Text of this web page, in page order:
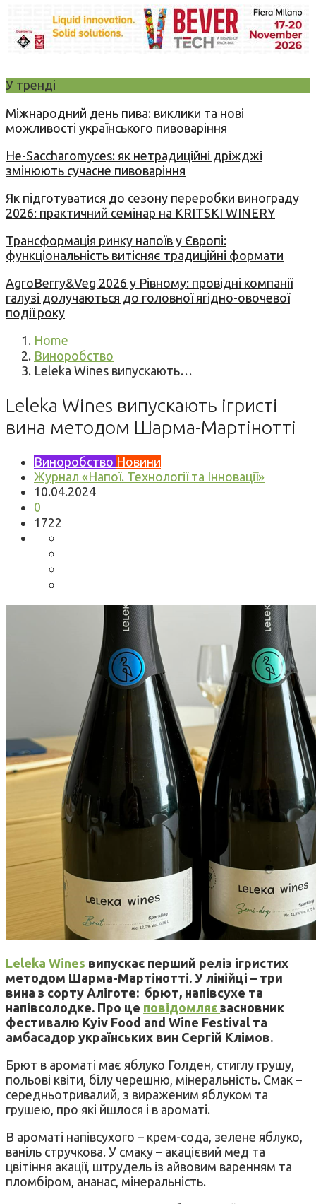
У тренді
Міжнародний день пива: виклики та нові
можливості українського пивоваріння
Не-Saccharomyces: як нетрадиційні дріжджі
змінюють сучасне пивоваріння
Як підготуватися до сезону переробки винограду
2026: практичний семінар на KRITSKI WINERY
Трансформація ринку напоїв у Європі:
функціональність витісняє традиційні формати
AgroBerry&Veg 2026 у Рівному: провідні компанії
галузі долучаються до головної ягідно-овочевої
події року
Home
Виноробство
Leleka Wines випускають…
Leleka Wines випускають ігристі
вина методом Шарма-Мартінотті
Виноробство Новини
Журнал «Напої. Технології та Інновації»
10.04.2024
0
1722
Leleka Wines випускає перший реліз ігристих
методом Шарма-Мартінотті. У лінійці – три
вина з сорту Аліготе: брют, напівсухе та
напівсолодке. Про це повідомляє засновник
фестивалю Kyiv Food and Wine Festival та
амбасадор українських вин Сергій Клімов.
Брют в ароматі має яблуко Голден, стиглу грушу,
польові квіти, білу черешню, мінеральність. Смак –
середньотривалий, з вираженим яблуком та
грушею, про які йшлося і в ароматі.
В ароматі напівсухого – крем-сода, зелене яблуко,
ваніль стручкова. У смаку – акацієвий мед та
цвітіння акації, штрудель із айвовим варенням та
пломбіром, ананас, мінеральність.